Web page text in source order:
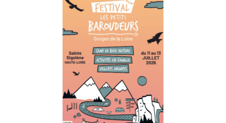
FACEBOOKINSTAGRAMLINKEDINYOUTUBE